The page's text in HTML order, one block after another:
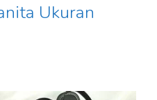
Ukuran